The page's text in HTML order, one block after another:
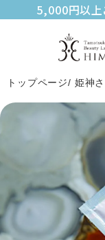
5,000円以上
トップページ 姫神